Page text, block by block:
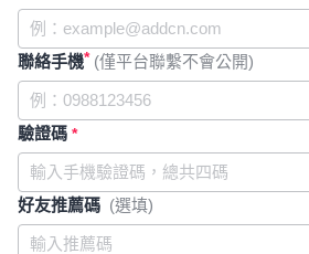
聯絡手機* (僅平台聯繫不會公開)
驗證碼 *
好友推薦碼 (選填)